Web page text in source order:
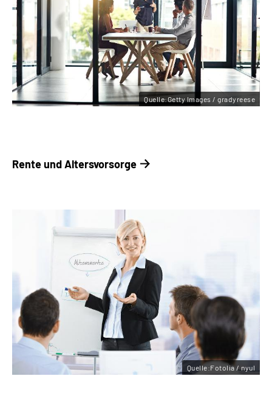
Quelle:Getty Images / gradyreese
Rente und ­Altersvorsorge
Quelle:Fotolia / nyul